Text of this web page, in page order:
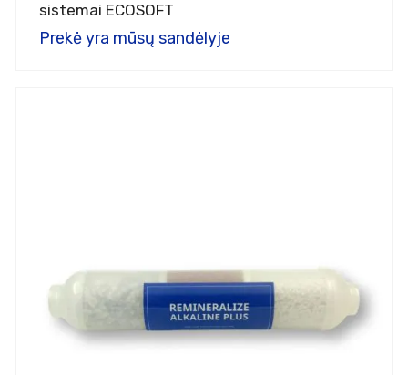
sistemai ECOSOFT
Prekė yra mūsų sandėlyje